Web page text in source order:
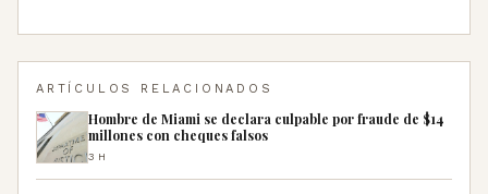
ARTÍCULOS RELACIONADOS
Hombre de Miami se declara culpable por fraude de $14
millones con cheques falsos
3H